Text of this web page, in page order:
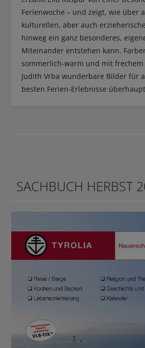
Ferienwoche – und zeigt, wie über
kulturellen, aber auch
hinweg ein ganz besonderes,
Miteinander entstehen kann.
sommerlich-warm und mit
Judith Vrba wunderbare Bilder für
besten Ferien-Erlebnisse
SACHBUCH HERBST